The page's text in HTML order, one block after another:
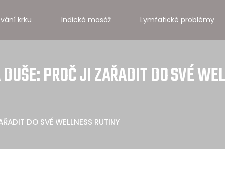
krku Indická masáž Lymfatické problémy
PROČ JI ZAŘADIT DO SVÉ
DO SVÉ WELLNESS RUTINY